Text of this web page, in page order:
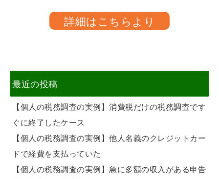
詳細はこちらより
最近の投稿
【個人の税務調査の実例】消費税だけの税務調査です
ぐに終了したケース
【個人の税務調査の実例】他人名義のクレジットカー
ドで経費を支払っていた
【個人の税務調査の実例】急に多額の収入がある申告